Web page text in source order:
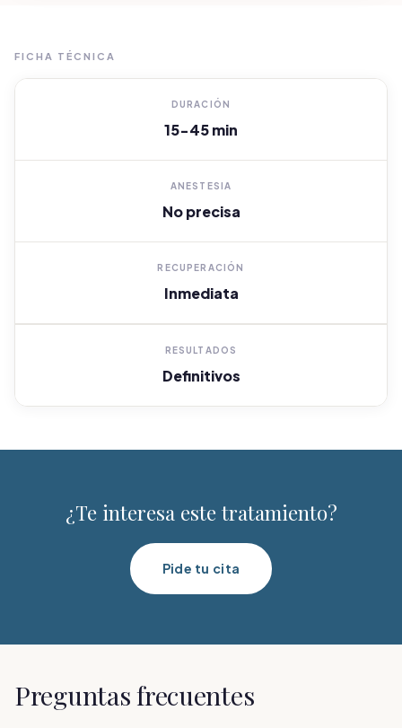
FICHA TÉCNICA
DURACIÓN
15-45 min
ANESTESIA
No precisa
RECUPERACIÓN
Inmediata
RESULTADOS
Definitivos
¿Te interesa este tratamiento?
Pide tu cita
Preguntas frecuentes